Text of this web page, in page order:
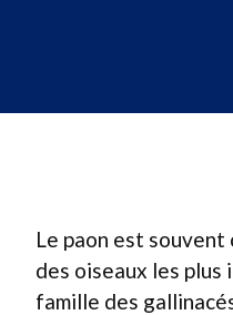
Le paon est souvent
des oiseaux les plus
famille des